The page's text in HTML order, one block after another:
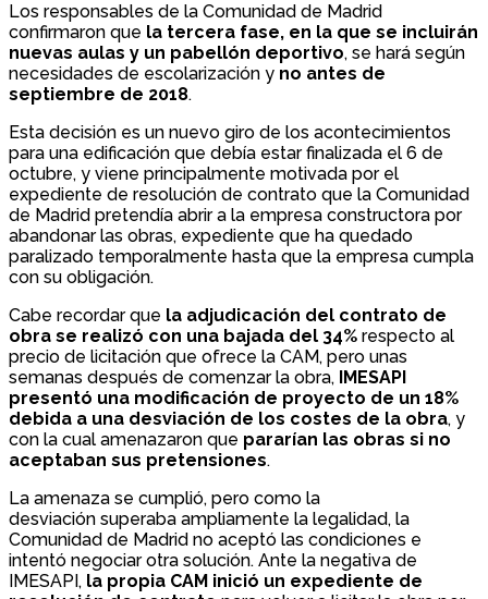
Los responsables de la Comunidad de Madrid
confirmaron que la tercera fase, en la que se incluirán
nuevas aulas y un pabellón deportivo, se hará según
necesidades de escolarización y no antes de
septiembre de 2018.
Esta decisión es un nuevo giro de los acontecimientos
para una edificación que debía estar finalizada el 6 de
octubre, y viene principalmente motivada por el
expediente de resolución de contrato que la Comunidad
de Madrid pretendía abrir a la empresa constructora por
abandonar las obras, expediente que ha quedado
paralizado temporalmente hasta que la empresa cumpla
con su obligación.
Cabe recordar que la adjudicación del contrato de
obra se realizó con una bajada del 34% respecto al
precio de licitación que ofrece la CAM, pero unas
semanas después de comenzar la obra, IMESAPI
presentó una modificación de proyecto de un 18%
debida a una desviación de los costes de la obra, y
con la cual amenazaron que pararían las obras si no
aceptaban sus pretensiones.
La amenaza se cumplió, pero como la
desviación superaba ampliamente la legalidad, la
Comunidad de Madrid no aceptó las condiciones e
intentó negociar otra solución. Ante la negativa de
IMESAPI, la propia CAM inició un expediente de